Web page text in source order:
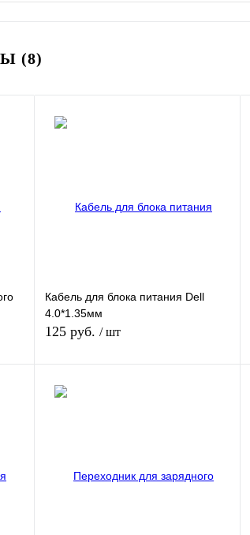
(8)
Кабель для блока питания Dell
4.0*1.35мм
125 руб. / шт